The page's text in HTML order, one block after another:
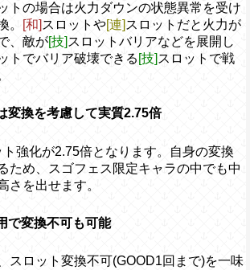
トの場合は火力ダウンの状態異常を受け
。
[和] スロットや[連] スロットだと火力が
、敵が[技] スロットバリアなどを展開し
トでバリア破壊できる [技] スロットで戦
変換を考慮して実質2.75倍
強化が2.75倍となります。自身の変換
ため、スゴフェス限定キャラの中でも中
さを出せます。
で変換不可も可能
スロット変換不可(GOOD1回まで)を一味